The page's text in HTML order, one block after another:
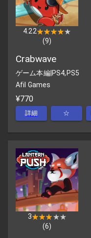
4.22★★★★★
★★★★★
(9)
Crabwave
ゲーム本編|PS4,PS5
Afil Games
¥770
詳細 ☆
3★★★★★
★★★★★
(6)